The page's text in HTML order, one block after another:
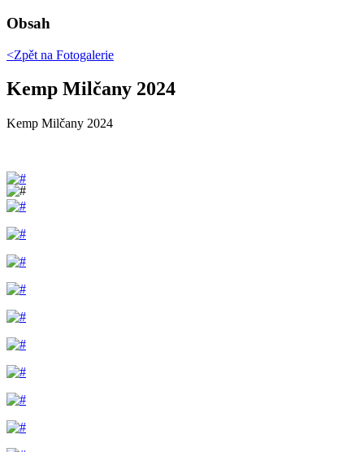
Obsah
<Zpět na Fotogalerie
Kemp Milčany 2024
Kemp Milčany 2024